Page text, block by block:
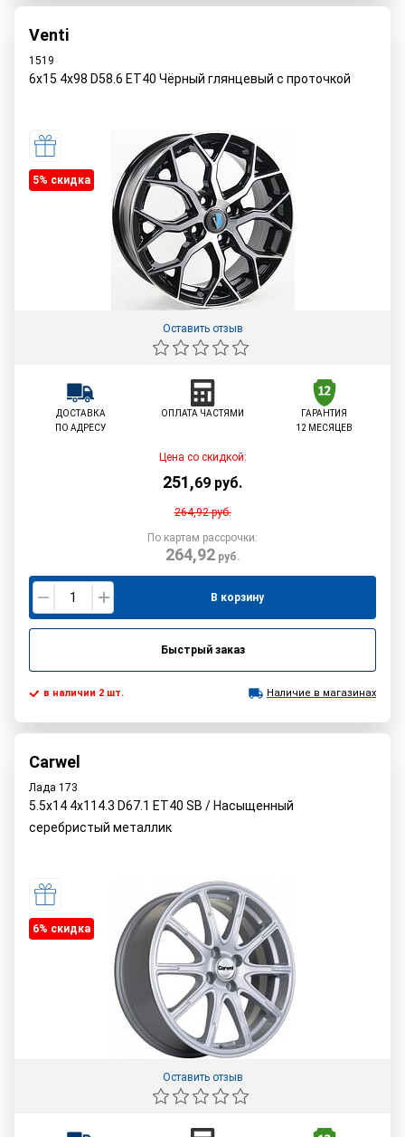
Venti
1519
6x15 4x98 D58.6 ET40 Чёрный глянцевый с проточкой
5% cкидка
Оставить отзыв
ДОСТАВКА
ПО АДРЕСУ
ОПЛАТА ЧАСТЯМИ
ГАРАНТИЯ
12 МЕСЯЦЕВ
Цена со скидкой:
251,69 руб.
264,92руб.
По картам рассрочки:
264,92руб.
В корзину
Быстрый заказ
в наличии 2 шт. Наличие в магазинах
Carwel
Лада 173
5.5x14 4x114.3 D67.1 ET40 SB / Насыщенный
серебристый металлик
6% cкидка
Оставить отзыв